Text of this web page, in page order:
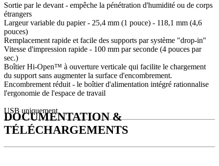
Sortie par le devant - empêche la pénétration d'humidité ou de corps
étrangers
Largeur variable du papier - 25,4 mm (1 pouce) - 118,1 mm (4,6
pouces)
Remplacement rapide et facile des supports par système "drop-in"
Vitesse d'impression rapide - 100 mm par seconde (4 pouces par
sec.)
Boîtier Hi-Open™ à ouverture verticale qui facilite le chargement
du support sans augmenter la surface d'encombrement.
Encombrement réduit - le boîtier d'alimentation intégré rationnalise
l'ergonomie de l'espace de travail
USB uniquement
DOCUMENTATION &
TÉLÉCHARGEMENTS